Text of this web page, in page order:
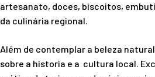
artesanato, doces, biscoitos,
da culinária regional.
Além de contemplar a beleza
sobre a historia e a cultura local.